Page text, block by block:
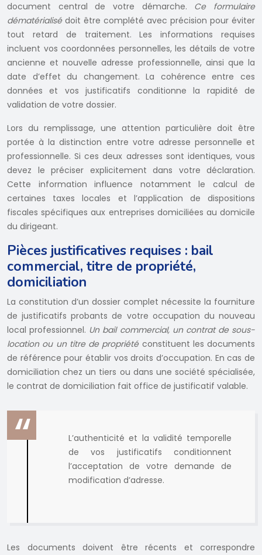
document central de votre démarche. Ce formulaire
dématérialisé doit être complété avec précision pour éviter
tout retard de traitement. Les informations requises
incluent vos coordonnées personnelles, les détails de votre
ancienne et nouvelle adresse professionnelle, ainsi que la
date d’effet du changement. La cohérence entre ces
données et vos justificatifs conditionne la rapidité de
validation de votre dossier.
Lors du remplissage, une attention particulière doit être
portée à la distinction entre votre adresse personnelle et
professionnelle. Si ces deux adresses sont identiques, vous
devez le préciser explicitement dans votre déclaration.
Cette information influence notamment le calcul de
certaines taxes locales et l’application de dispositions
fiscales spécifiques aux entreprises domiciliées au domicile
du dirigeant.
Pièces justificatives requises : bail
commercial, titre de propriété,
domiciliation
La constitution d’un dossier complet nécessite la fourniture
de justificatifs probants de votre occupation du nouveau
local professionnel. Un bail commercial, un contrat de sous-
location ou un titre de propriété constituent les documents
de référence pour établir vos droits d’occupation. En cas de
domiciliation chez un tiers ou dans une société spécialisée,
le contrat de domiciliation fait office de justificatif valable.
L’authenticité et la validité temporelle
de vos justificatifs conditionnent
l’acceptation de votre demande de
modification d’adresse.
Les documents doivent être récents et correspondre